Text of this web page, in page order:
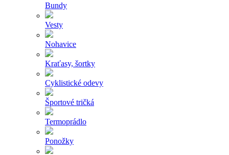
Bundy
Vesty
Nohavice
Kraťasy, šortky
Cyklistické odevy
Športové tričká
Termoprádlo
Ponožky